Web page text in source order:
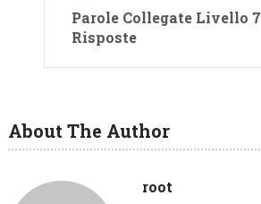
Parole Collegate Livello 7
Risposte
About The Author
root